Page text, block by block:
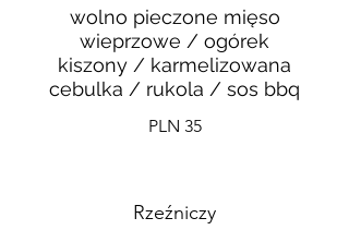
wolno pieczone mięso
wieprzowe / ogórek
kiszony / karmelizowana
cebulka / rukola / sos bbq
PLN 35
Rzeźniczy